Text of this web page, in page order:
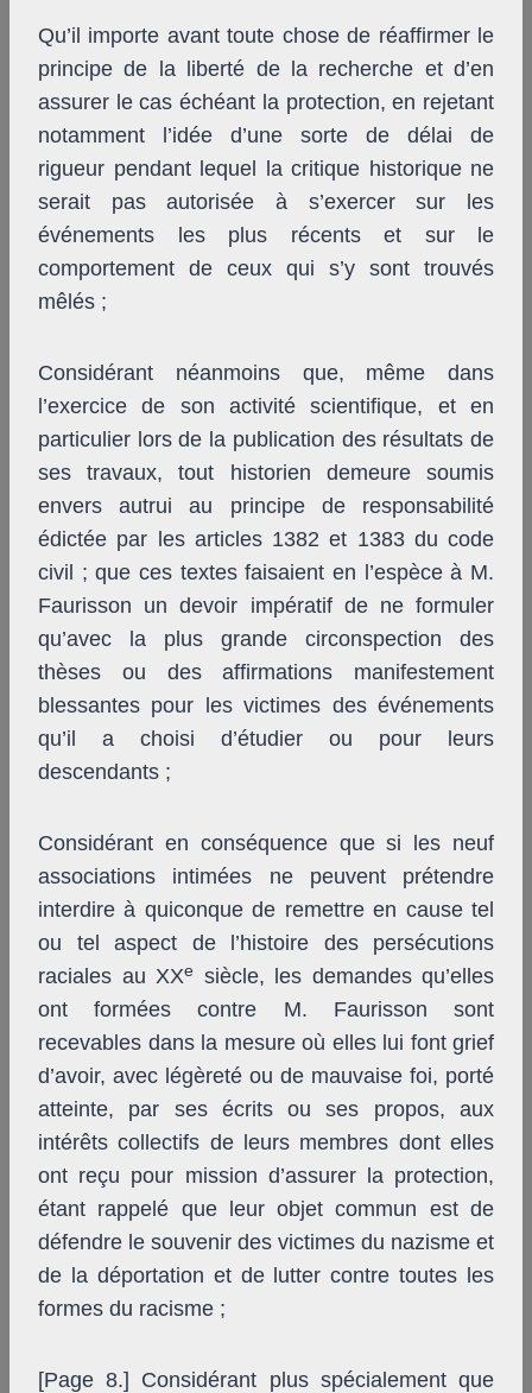
Qu’il importe avant toute chose de réaffirmer le
principe de la liberté de la recherche et d’en
assurer le cas échéant la protection, en rejetant
notamment l’idée d’une sorte de délai de
rigueur pendant lequel la critique historique ne
serait pas autorisée à s’exercer sur les
événements les plus récents et sur le
comportement de ceux qui s’y sont trouvés
mêlés ;
Considérant néanmoins que, même dans
l’exercice de son activité scientifique, et en
particulier lors de la publication des résultats de
ses travaux, tout historien demeure soumis
envers autrui au principe de responsabilité
édictée par les articles 1382 et 1383 du code
civil ; que ces textes faisaient en l’espèce à M.
Faurisson un devoir impératif de ne formuler
qu’avec la plus grande circonspection des
thèses ou des affirmations manifestement
blessantes pour les victimes des événements
qu’il a choisi d’étudier ou pour leurs
descendants ;
Considérant en conséquence que si les neuf
associations intimées ne peuvent prétendre
interdire à quiconque de remettre en cause tel
ou tel aspect de l’histoire des persécutions
raciales au XXe siècle, les demandes qu’elles
ont formées contre M. Faurisson sont
recevables dans la mesure où elles lui font grief
d’avoir, avec légèreté ou de mauvaise foi, porté
atteinte, par ses écrits ou ses propos, aux
intérêts collectifs de leurs membres dont elles
ont reçu pour mission d’assurer la protection,
étant rappelé que leur objet commun est de
défendre le souvenir des victimes du nazisme et
de la déportation et de lutter contre toutes les
formes du racisme ;
[Page 8.] Considérant plus spécialement que